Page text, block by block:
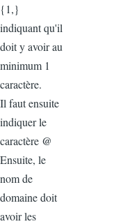
{1,}
indiquant qu'il
doit y avoir au
minimum 1
caractère.
Il faut ensuite
indiquer le
caractère @
Ensuite, le
nom de
domaine doit
avoir les